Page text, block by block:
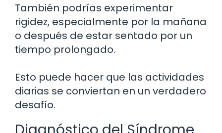
También podrías experimentar
rigidez, especialmente por la mañana
o después de estar sentado por un
tiempo prolongado.
Esto puede hacer que las actividades
diarias se conviertan en un verdadero
desafío.